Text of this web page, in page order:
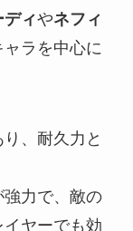
ディやネフィ
ラを中心に
、耐久力と
強力で、敵の
ヤーでも効